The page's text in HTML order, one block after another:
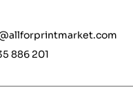
886 201